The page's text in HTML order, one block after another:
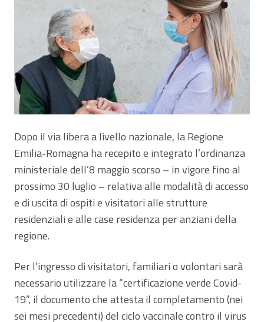
Dopo il via libera a livello nazionale, la Regione
Emilia-Romagna ha recepito e integrato l’ordinanza
ministeriale dell’8 maggio scorso – in vigore fino al
prossimo 30 luglio – relativa alle modalità di accesso
e di uscita di ospiti e visitatori alle strutture
residenziali e alle case residenza per anziani della
regione.
Per l’ingresso di visitatori, familiari o volontari sarà
necessario utilizzare la “certificazione verde Covid-
19”, il documento che attesta il completamento (nei
sei mesi precedenti) del ciclo vaccinale contro il virus